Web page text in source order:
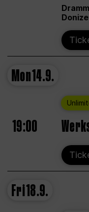
Mon14.9.
19:00
Fri18.9.